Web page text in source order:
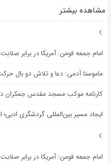
مشاهده بیشتر
امام جمعه فومن: آمریکا در برابر
ماموستا آدمی: دعا و تلاش دو بال
کارنامه موکب مسجد مقدس جمکران در اربعین/۵۰ هزار
ایجاد مسیر بین‌المللی گردشگری ادبی؛
امام جمعه فومن: آمریکا در برابر